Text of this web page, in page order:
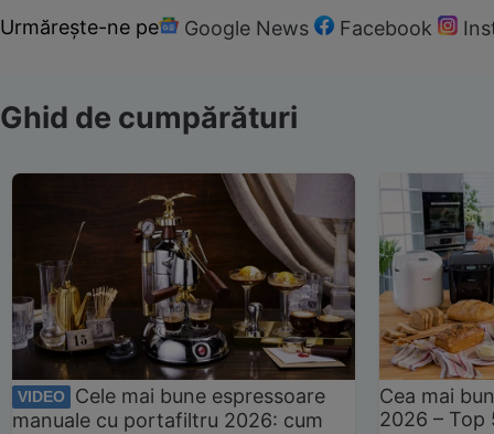
Urmărește-ne pe Google News Facebook
Ghid de cumpărături
VIDEO
Cele mai bune espressoare
manuale cu portafiltru 2026: cum
Cea mai
2026 –